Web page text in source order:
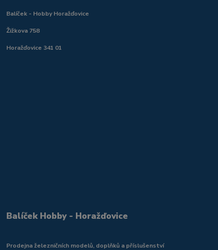
Balíček - Hobby Horažďovice
Žižkova 758
Horažďovice 341 01
Balíček Hobby - Horažďovice
Prodejna železničních modelů, doplňků a příslušenství